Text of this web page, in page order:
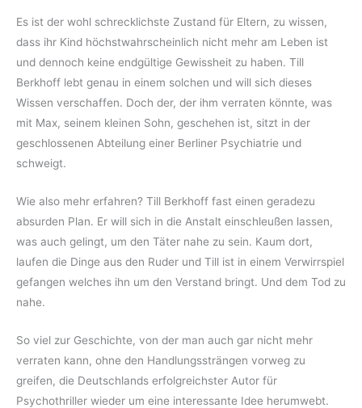
Es ist der wohl schrecklichste Zustand für Eltern, zu wissen,
dass ihr Kind höchstwahrscheinlich nicht mehr am Leben ist
und dennoch keine endgültige Gewissheit zu haben. Till
Berkhoff lebt genau in einem solchen und will sich dieses
Wissen verschaffen. Doch der, der ihm verraten könnte, was
mit Max, seinem kleinen Sohn, geschehen ist, sitzt in der
geschlossenen Abteilung einer Berliner Psychiatrie und
schweigt.
Wie also mehr erfahren? Till Berkhoff fast einen geradezu
absurden Plan. Er will sich in die Anstalt einschleußen lassen,
was auch gelingt, um den Täter nahe zu sein. Kaum dort,
laufen die Dinge aus den Ruder und Till ist in einem Verwirrspiel
gefangen welches ihn um den Verstand bringt. Und dem Tod zu
nahe.
So viel zur Geschichte, von der man auch gar nicht mehr
verraten kann, ohne den Handlungssträngen vorweg zu
greifen, die Deutschlands erfolgreichster Autor für
Psychothriller wieder um eine interessante Idee herumwebt.